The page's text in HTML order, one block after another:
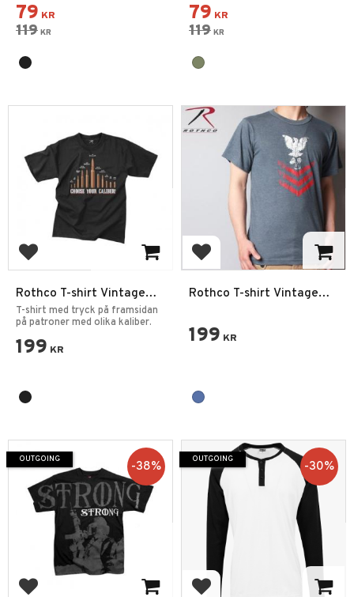
79 KR
119 KR
79 KR
119 KR
Add to favorites
Rothco T-shirt Vintage
Choose Your Caliber
T-shirt med tryck på framsidan
på patroner med olika kaliber.
199 KR
Add to favorites
Rothco T-shirt Vintage
199 KR
38%
OUTGOING 30%
OUTGOING